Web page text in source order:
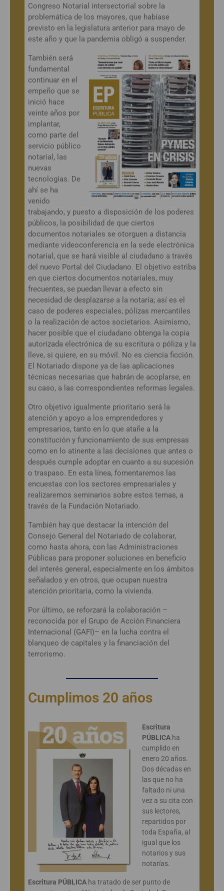
Congreso Notarial intersectorial sobre la
problemática de los mayores, que habíase
previsto en la legislatura anterior para mayo de
este año y que la pandemia obligó a suspender.
También será
fundamental
continuar en el
empeño que se
inició hace
veinte años por
implantar,
como parte del
servicio público
notarial, las
nuevas
tecnologías. De
ahí se ha
venido
trabajando, y puesto a disposición de los poderes
públicos, la posibilidad de que ciertos
documentos notariales se otorguen a distancia
mediante videoconferencia en la sede electrónica
notarial, que se hará visible al ciudadano a través
del nuevo Portal del Ciudadano. El objetivo estriba
en que ciertos documentos notariales, muy
frecuentes, se puedan llevar a efecto sin
necesidad de desplazarse a la notaría; así es el
caso de poderes especiales, pólizas mercantiles
o la realización de actos societarios. Asimismo,
hacer posible que el ciudadano obtenga la copia
autorizada electrónica de su escritura o póliza y la
lleve, si quiere, en su móvil. No es ciencia ficción.
El Notariado dispone ya de las aplicaciones
técnicas necesarias que habrán de acoplarse, en
su caso, a las correspondientes reformas legales.
Otro objetivo igualmente prioritario será la
atención y apoyo a los emprendedores y
empresarios, tanto en lo que atañe a la
constitución y funcionamiento de sus empresas
como en lo atinente a las decisiones que antes o
después cumple adoptar en cuanto a su sucesión
o traspaso. En esta línea, fomentaremos las
encuestas con los sectores empresariales y
realizaremos seminarios sobre estos temas, a
través de la Fundación Notariado.
También hay que destacar la intención del
Consejo General del Notariado de colaborar,
como hasta ahora, con las Administraciones
Públicas para proponer soluciones en beneficio
del interés general, especialmente en los ámbitos
señalados y en otros, que ocupan nuestra
atención prioritaria, como la vivienda.
Por último, se reforzará la colaboración –
reconocida por el Grupo de Acción Financiera
Internacional (GAFI)– en la lucha contra el
blanqueo de capitales y la financiación del
terrorismo.
Cumplimos 20 años
Escritura
PÚBLICA ha
cumplido en
enero 20 años.
Dos décadas en
las que no ha
faltado ni una
vez a su cita con
sus lectores,
repartidos por
toda España, al
igual que los
notarios y sus
notarías.
Escritura PÚBLICA ha tratado de ser punto de